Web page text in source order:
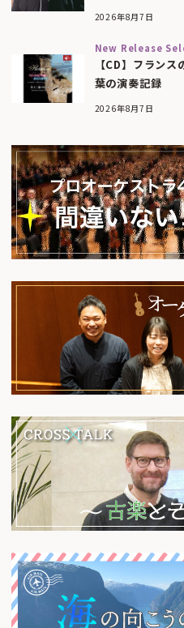
2026年8月7日
New Release
【CD】フラン
葉の演奏記録
2026年8月7日